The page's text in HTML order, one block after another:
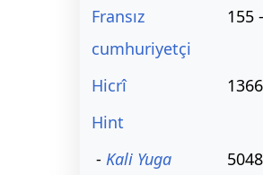
Fransız
cumhuriyetçi
155
Hicrî
Hint
- Kali Yuga